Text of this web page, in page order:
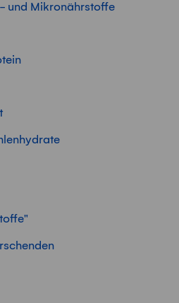
und Mikronährstoffe